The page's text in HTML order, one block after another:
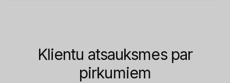
Klientu atsauksmes par
pirkumiem